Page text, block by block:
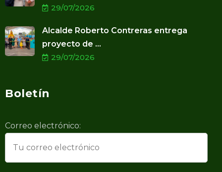
29/07/2026
Alcalde Roberto Contreras entrega
proyecto de ...
29/07/2026
Boletín
Correo electrónico: